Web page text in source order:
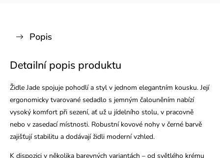
Popis
Detailní popis produktu
Židle Jade spojuje pohodlí a styl v jednom elegantním kousku. Její
ergonomicky tvarované sedadlo s jemným čalouněním nabízí
vysoký komfort při sezení, ať už u jídelního stolu, v pracovně
nebo v zasedací místnosti. Robustní kovové nohy v černé barvě
zajišťují stabilitu a dodávají židli moderní vzhled.
K dispozici v několika barevných variantách – od světlého krému